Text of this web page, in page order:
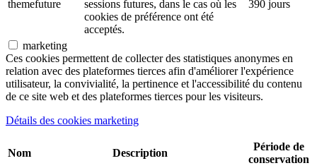
themefuture
sessions futures, dans le cas où les
cookies de préférence ont été
acceptés.
390 jours
marketing
Ces cookies permettent de collecter des statistiques anonymes en
relation avec des plateformes tierces afin d'améliorer l'expérience
utilisateur, la convivialité, la pertinence et l'accessibilité du contenu
de ce site web et des plateformes tierces pour les visiteurs.
Détails des cookies marketing
Nom Description
Période de
conservation